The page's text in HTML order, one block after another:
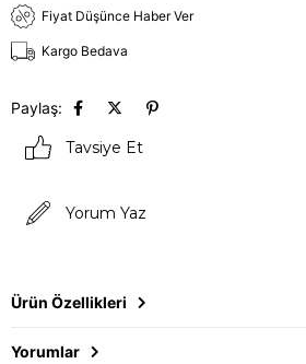
Fiyat Düşünce Haber Ver
Kargo Bedava
Paylaş:
Tavsiye Et
Yorum Yaz
Ürün Özellikleri
Yorumlar